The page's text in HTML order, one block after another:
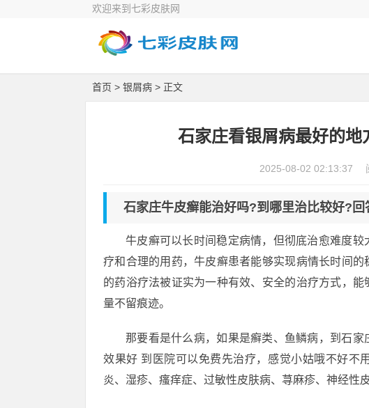
欢迎来到七彩皮肤网
首页 > 银屑病 > 正文
石家庄看银屑病最好的
2025-08-02 02:13:37
石家庄牛皮癣能治好吗?到哪里治比较好?
牛皮癣可以长时间稳定病情，但彻底治愈难度
疗和合理的用药，牛皮癣患者能够实现病情长时间
的药浴疗法被证实为一种有效、安全的治疗方式，
量不留痕迹。
那要看是什么病，如果是癣类、鱼鳞病，到石
效果好 到医院可以免费先治疗，感觉小姑哦不好不
炎、湿疹、瘙痒症、过敏性皮肤病、荨麻疹、神经性